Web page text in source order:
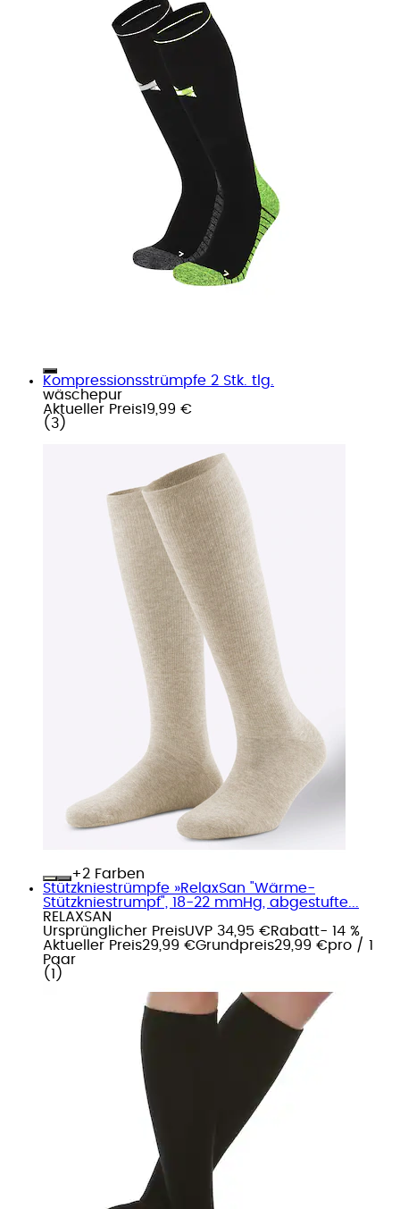
Kompressionsstrümpfe 2 Stk. tlg.
wäschepur
Aktueller Preis19,99 €
( 3 )
+
Farben
Stützkniestrümpfe »RelaxSan "Wärme-
Stützkniestrumpf", 18-22 mmHg, abgestufte...
RELAXSAN
Ursprünglicher PreisUVP 34,95 €Rabatt- 14 %
Aktueller Preis29,99 €Grundpreis29,99 €pro / 1
Paar
( 1 )